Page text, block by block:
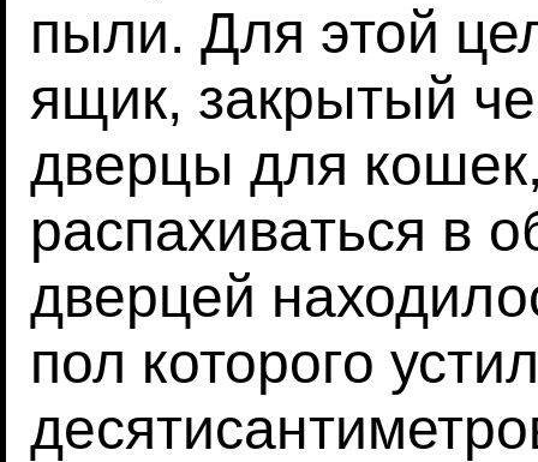
пыли. Для этой
ящик, закрытый
дверцы для
распахиваться в
дверцей
пол которого